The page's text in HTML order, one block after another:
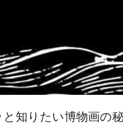
知りたい博物画の